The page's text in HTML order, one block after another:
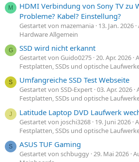
M
HDMI Verbindung von Sony TV zu
Probleme? Kabel? Einstellung?
Gestartet von mazemania 13. Jan. 2026
Hardware Allgemein
G SSD wird nicht erkannt
Gestartet von Guido0275 20. Apr. 2026
Festplatten, SSDs und optische
S Umfangreiche SSD Test Webseite
Gestartet von SSD-Expert 03. Apr. 2026
Festplatten, SSDs und optische
J Latitude Laptop DVD Laufwerk
Gestartet von joschi3268 19. Juni 2026
Festplatten, SSDs und optische
S ASUS TUF Gaming
Gestartet von schbuggy 29. Mai 2026